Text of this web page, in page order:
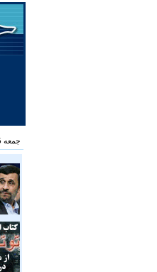
جمعه 15 مرداد 1389